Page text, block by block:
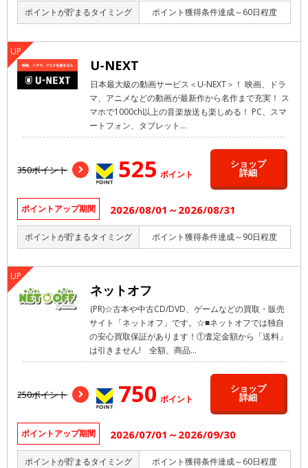
ポイントが貯まるタイミング ポイント獲得条件達成～60日程度
U-NEXT
日本最大級の動画サービス＜U-NEXT＞！ 映画、ドラ
マ、アニメなどの動画が最新作から名作まで充実！ ス
マホで1000ch以上の音楽放送も楽しめる！ PC、スマ
ートフォン、タブレット...
350ポイント 525 ポイント
ショップ
詳細
ポイントアップ期間 2026/08/01～2026/08/31
ポイントが貯まるタイミング ポイント獲得条件達成～90日程度
ネットオフ
(PR)☆古本や中古CD/DVD、ゲームなどの買取・販売
サイト「ネットオフ」です。☆■ネットオフでは独自
の安心買取保証があります！①査定金額から「送料」
は引きません! 全額、商品...
250ポイント 750 ポイント
ショップ
詳細
ポイントアップ期間 2026/07/01～2026/09/30
ポイントが貯まるタイミング ポイント獲得条件達成～60日程度